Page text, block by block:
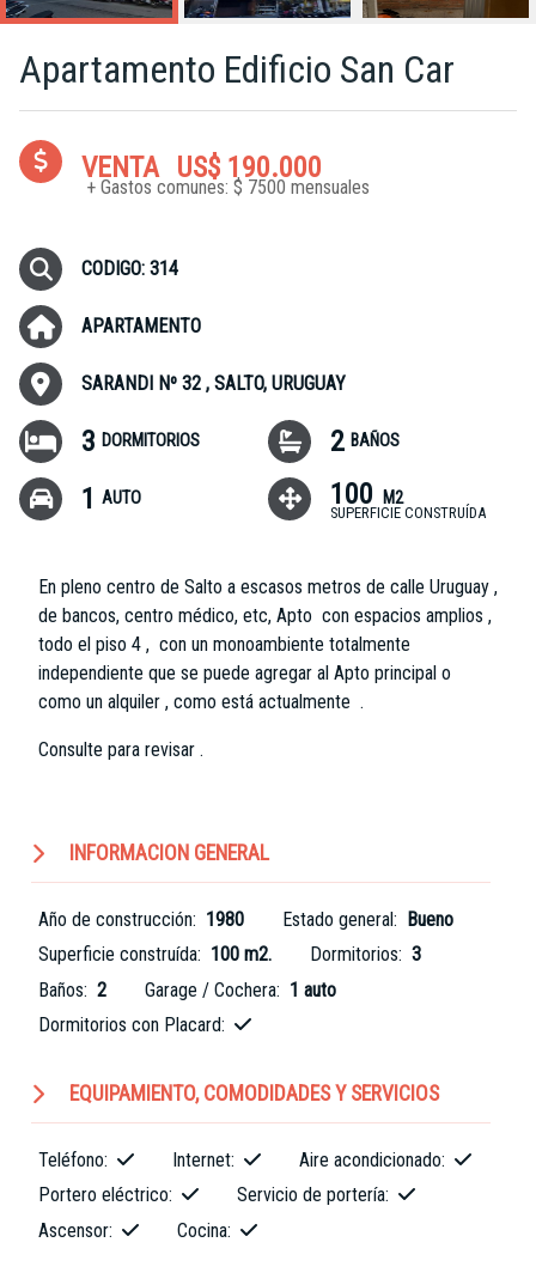
Apartamento Edificio San Car
VENTA US$ 190.000
+ Gastos comunes: $ 7500 mensuales
CODIGO: 314
APARTAMENTO
SARANDI Nº 32 , SALTO, URUGUAY
3 DORMITORIOS 2 BAÑOS
1 AUTO 100 M2
SUPERFICIE CONSTRUÍDA
En pleno centro de Salto a escasos metros de calle Uruguay ,
de bancos, centro médico, etc, Apto con espacios amplios ,
todo el piso 4 , con un monoambiente totalmente
independiente que se puede agregar al Apto principal o
como un alquiler , como está actualmente .
Consulte para revisar .
INFORMACION GENERAL
Año de construcción: 1980 Estado general: Bueno
Superficie construída: 100 m2. Dormitorios: 3
Baños: 2 Garage / Cochera: 1 auto
Dormitorios con Placard:
EQUIPAMIENTO, COMODIDADES Y SERVICIOS
Teléfono: Internet:
Aire acondicionado:
Portero eléctrico:
Servicio de portería:
Ascensor:
Cocina: